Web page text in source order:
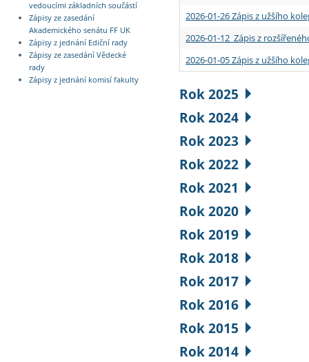
vedoucími základních součástí
Zápisy ze zasedání
Akademického senátu FF UK
Zápisy z jednání Ediční rady
Zápisy ze zasedání Vědecké
rady
Zápisy z jednání komisí fakulty
2026-01-26 Zápis z užšího
2026-01-12 Zápis z
2026-01-05 Zápis z užšího
Rok 2025
Rok 2024
Rok 2023
Rok 2022
Rok 2021
Rok 2020
Rok 2019
Rok 2018
Rok 2017
Rok 2016
Rok 2015
Rok 2014